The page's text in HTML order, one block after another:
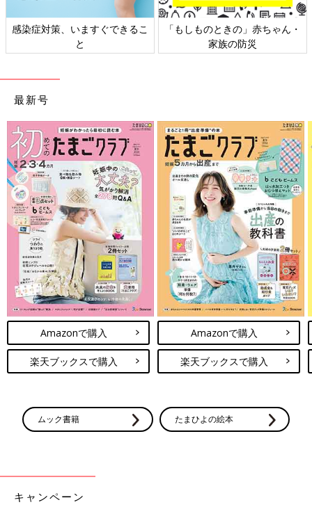
日本外来小児科学会リーフレッ
ト検討会
六星占術 細木かおりさんの人生
相談
最新号
Amazonで購入
楽天ブックスで購入
Amazonで購入
楽天ブックスで購入
ムック書籍 たまひよの絵本
キャンペーン